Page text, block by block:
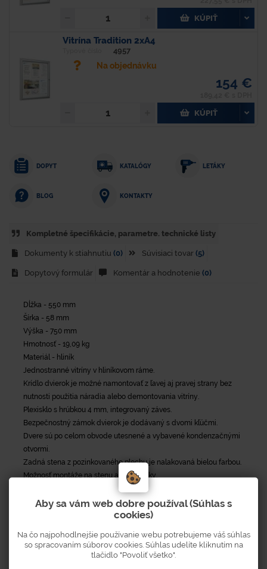
KÚPIŤ
Vitrína Tradition 2xA4
4957
Na objednávku
154 €
KÚPIŤ
DOPYT KATALÓGY LETÁKY
BLOG KONTAKTY
Kompletné špecifikácie, parametre. technické listy
Dokumenty k stiahnutiu (0) Súvisiaci tovar (5)
Dopytový formulár Komentár a hodnotenie (0)
Dĺžka - 550 mm
Šírka - 58 mm
Výška - 750 mm
Hmotnosť - 19,09 kg
Materiál - hliník
Jednostranné vitríny v hliníkovom ráme.
Krídlo dvierok je možné namontovať z ľavej aj pravej strany bez
nutnosti použitia náradia alebo demontovania vitríny.
Plexisklo s hrúbkou 4 mm, integrovaný záves.
Bezpečnostný zámok dvierok je dodávaný s dvomi kľúčmi.
Dvere sú po celom obvode utesnené a vybavené kondenzačnými
otvormi.
Zadná stena z pozinkovaného plechu je nalakovaná bielou farbou.
Možnosť montáže na stenu alebo stĺpiky.
Parametre
Aby sa vám web dobre používal (Súhlas s
cookies)
Na čo najpohodlnejšie používanie webu potrebujeme váš súhlas
so spracovaním súborov cookies. Súhlas udelíte kliknutím na
tlačidlo "Povoliť všetko".